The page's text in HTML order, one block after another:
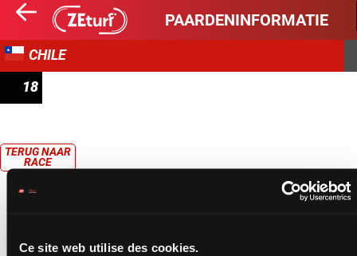
Ce site web utilise des cookies.
PAARDENINFORMATIE
CHILE
18
TERUG NAAR
RACE